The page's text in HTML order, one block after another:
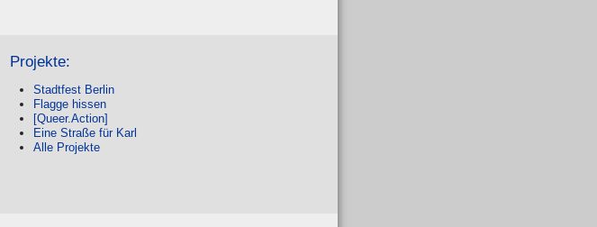
Projekte:
Stadtfest Berlin
Flagge hissen
[Queer.Action]
Eine Straße für Karl
Alle Projekte